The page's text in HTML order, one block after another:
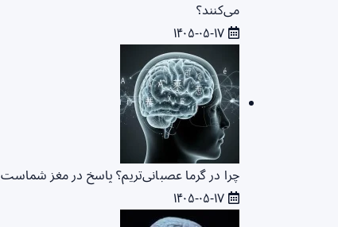
می‌کنند؟
چرا در گرما عصبانی‌تریم؟ پاسخ در مغز شماست